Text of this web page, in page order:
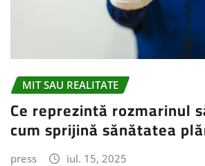
MIT SAU REALITATE
Ce reprezintă rozmarinul
cum sprijină sănătatea
press iul. 15, 2025